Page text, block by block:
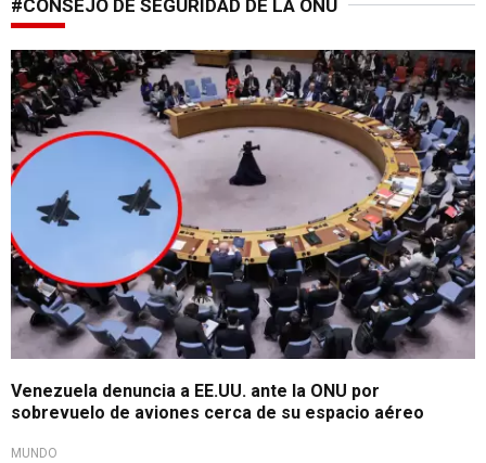
#CONSEJO DE SEGURIDAD DE LA ONU
Por maniobras provocadoras
Venezuela denuncia a EE.UU. ante la ONU por
sobrevuelo de aviones cerca de su espacio aéreo
MUNDO